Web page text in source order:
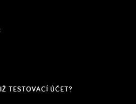
TESTOVACÍ ÚČET?